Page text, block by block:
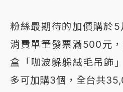
粉絲最期待的加價購於
消費單筆發票滿500元
盒「咖波躲躲絨毛吊飾
多可加購3個，全台共